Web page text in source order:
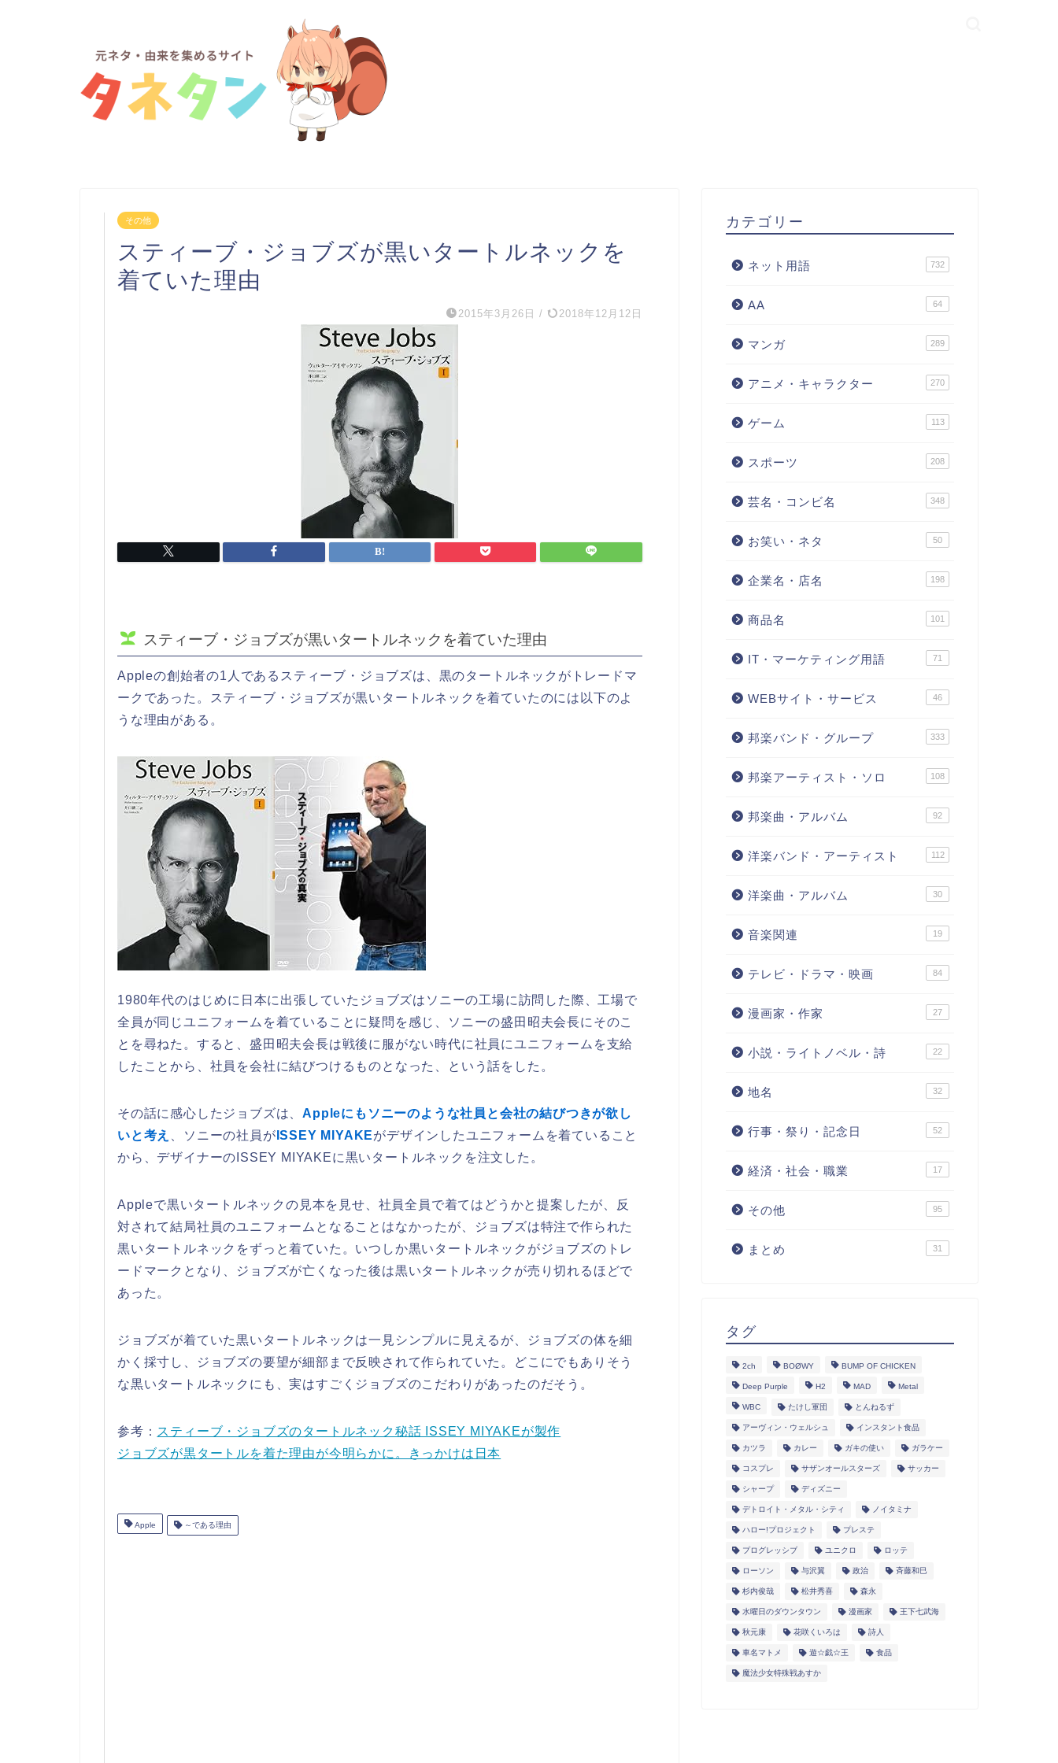
その他
スティーブ・ジョブズが黒いタートルネックを
着ていた理由
2015年3月26日 / 2018年12月12日
スティーブ・ジョブズが黒いタートルネックを着ていた理由
Appleの創始者の1人であるスティーブ・ジョブズは、黒のタートルネックがトレードマ
ークであった。スティーブ・ジョブズが黒いタートルネックを着ていたのには以下のよ
うな理由がある。
1980年代のはじめに日本に出張していたジョブズはソニーの工場に訪問した際、工場で
全員が同じユニフォームを着ていることに疑問を感じ、ソニーの盛田昭夫会長にそのこ
とを尋ねた。すると、盛田昭夫会長は戦後に服がない時代に社員にユニフォームを支給
したことから、社員を会社に結びつけるものとなった、という話をした。
その話に感心したジョブズは、Appleにもソニーのような社員と会社の結びつきが欲し
いと考え
、ソニーの社員が ISSEY MIYAKEがデザインしたユニフォームを着ていること
から、デザイナーのISSEY MIYAKEに黒いタートルネックを注文した。
Appleで黒いタートルネックの見本を見せ、社員全員で着てはどうかと提案したが、反
対されて結局社員のユニフォームとなることはなかったが、ジョブズは特注で作られた
黒いタートルネックをずっと着ていた。いつしか黒いタートルネックがジョブズのトレ
ードマークとなり、ジョブズが亡くなった後は黒いタートルネックが売り切れるほどで
あった。
ジョブズが着ていた黒いタートルネックは一見シンプルに見えるが、ジョブズの体を細
かく採寸し、ジョブズの要望が細部まで反映されて作られていた。どこにでもありそう
な黒いタートルネックにも、実はすごくジョブズのこだわりがあったのだそう。
参考： スティーブ・ジョブズのタートルネック秘話 ISSEY MIYAKEが製作
ジョブズが黒タートルを着た理由が今明らかに。きっかけは日本
Apple ～である理由
カテゴリー
ネット用語 732
AA 64
マンガ 289
アニメ・キャラクター 270
ゲーム 113
スポーツ 208
芸名・コンビ名 348
お笑い・ネタ 50
企業名・店名 198
商品名 101
IT・マーケティング用語 71
WEBサイト・サービス 46
邦楽バンド・グループ 333
邦楽アーティスト・ソロ 108
邦楽曲・アルバム 92
洋楽バンド・アーティスト 112
洋楽曲・アルバム 30
音楽関連 19
テレビ・ドラマ・映画 84
漫画家・作家 27
小説・ライトノベル・詩 22
地名 32
行事・祭り・記念日 52
経済・社会・職業 17
その他 95
まとめ 31
タグ
2ch BOØWY BUMP OF CHICKEN
Deep Purple H2 MAD Metal
WBC たけし軍団 とんねるず
アーヴィン・ウェルシュ インスタント食品
カツラ カレー ガキの使い ガラケー
コスプレ サザンオールスターズ サッカー
シャープ ディズニー
デトロイト・メタル・シティ ノイタミナ
ハロー!プロジェクト プレステ
プログレッシブ ユニクロ ロッテ
ローソン 与沢翼 政治 斉藤和巳
杉内俊哉 松井秀喜 森永
水曜日のダウンタウン 漫画家 王下七武海
秋元康 花咲くいろは 詩人
車名マトメ 遊☆戯☆王 食品
魔法少女特殊戦あすか